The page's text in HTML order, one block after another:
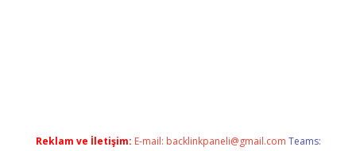
Reklam ve İletişim: E-mail: backlinkpaneli@gmail.com Teams: